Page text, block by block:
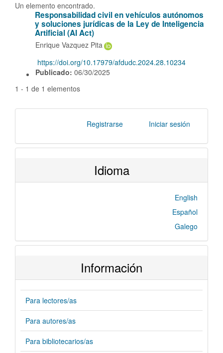
Un elemento encontrado.
Responsabilidad civil en vehículos autónomos
y soluciones jurídicas de la Ley de Inteligencia
Artificial (AI Act)
Enrique Vazquez Pita
https://doi.org/10.17979/afdudc.2024.28.10234
Publicado: 06/30/2025
1 - 1 de 1 elementos
Registrarse Iniciar sesión
Idioma
English
Español
Galego
Información
Para lectores/as
Para autores/as
Para bibliotecarios/as